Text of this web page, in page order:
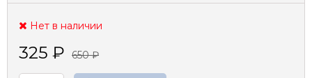
Нет в наличии
325 ₽ 650₽